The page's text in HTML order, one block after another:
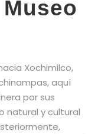
Xochimilco,
aquí
por sus
natural y cultural